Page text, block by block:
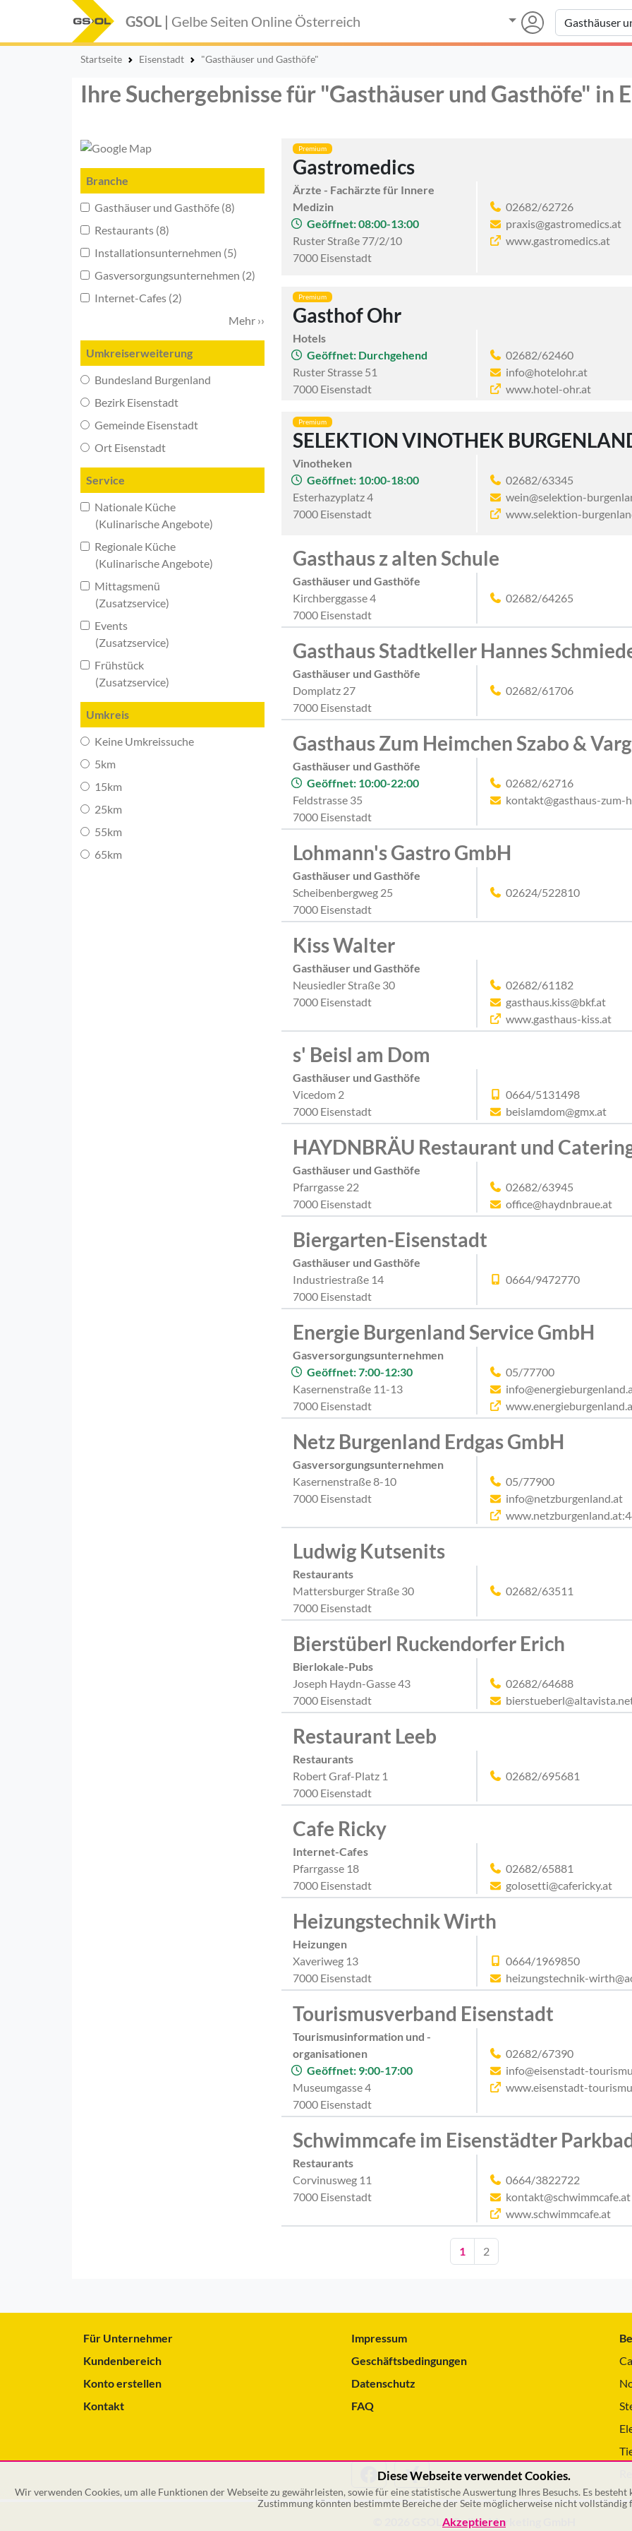
GSOL | Gelbe Seiten Online Österreich
Startseite Eisenstadt "Gasthäuser und Gasthöfe"
Ihre Suchergebnisse für "Gasthäuser und Gasthöfe" in
Branche
Gasthäuser und Gasthöfe (8)
Restaurants (8)
Installationsunternehmen (5)
Gasversorgungsunternehmen (2)
Internet-Cafes (2)
Mehr ››
Umkreiserweiterung
Bundesland Burgenland
Bezirk Eisenstadt
Gemeinde Eisenstadt
Ort Eisenstadt
Service
Nationale Küche
(Kulinarische Angebote)
Regionale Küche
(Kulinarische Angebote)
Mittagsmenü
(Zusatzservice)
Events
(Zusatzservice)
Frühstück
(Zusatzservice)
Umkreis
Keine Umkreissuche
5km
15km
25km
55km
65km
Premium
Gastromedics
Ärzte - Fachärzte für Innere
Medizin
Geöffnet: 08:00-13:00
Ruster Straße 77/2/10
7000 Eisenstadt
02682/62726
praxis@gastromedics.at
www.gastromedics.at
Premium
Gasthof Ohr
Hotels
Geöffnet: Durchgehend
Ruster Strasse 51
7000 Eisenstadt
02682/62460
info@hotelohr.at
www.hotel-ohr.at
Premium
SELEKTION VINOTHEK
Vinotheken
Geöffnet: 10:00-18:00
Esterhazyplatz 4
7000 Eisenstadt
02682/63345
wein@selektion-
www.selektion-
Gasthaus z alten Schule
Gasthäuser und Gasthöfe
Kirchberggasse 4
7000 Eisenstadt
02682/64265
Gasthaus Stadtkeller Hannes
Gasthäuser und Gasthöfe
Domplatz 27
7000 Eisenstadt
02682/61706
Gasthaus Zum Heimchen Szabo &
Gasthäuser und Gasthöfe
Geöffnet: 10:00-22:00
Feldstrasse 35
7000 Eisenstadt
02682/62716
kontakt@gasthaus-zum-
Lohmann's Gastro GmbH
Gasthäuser und Gasthöfe
Scheibenbergweg 25
7000 Eisenstadt
02624/522810
Kiss Walter
Gasthäuser und Gasthöfe
Neusiedler Straße 30
7000 Eisenstadt
02682/61182
gasthaus.kiss@bkf.at
www.gasthaus-kiss.at
s' Beisl am Dom
Gasthäuser und Gasthöfe
Vicedom 2
7000 Eisenstadt
0664/5131498
beislamdom@gmx.at
HAYDNBRÄU Restaurant und
Gasthäuser und Gasthöfe
Pfarrgasse 22
7000 Eisenstadt
02682/63945
office@haydnbraue.at
Biergarten-Eisenstadt
Gasthäuser und Gasthöfe
Industriestraße 14
7000 Eisenstadt
0664/9472770
Energie Burgenland Service GmbH
Gasversorgungsunternehmen
Geöffnet: 7:00-12:30
Kasernenstraße 11-13
7000 Eisenstadt
05/77700
Netz Burgenland Erdgas GmbH
Gasversorgungsunternehmen
Kasernenstraße 8-10
7000 Eisenstadt
05/77900
info@netzburgenland.at
Ludwig Kutsenits
Restaurants
Mattersburger Straße 30
7000 Eisenstadt
02682/63511
Bierstüberl Ruckendorfer Erich
Bierlokale-Pubs
Joseph Haydn-Gasse 43
7000 Eisenstadt
02682/64688
Restaurant Leeb
Restaurants
Robert Graf-Platz 1
7000 Eisenstadt
02682/695681
Cafe Ricky
Internet-Cafes
Pfarrgasse 18
7000 Eisenstadt
02682/65881
golosetti@cafericky.at
Heizungstechnik Wirth
Heizungen
Xaveriweg 13
7000 Eisenstadt
0664/1969850
heizungstechnik-
Tourismusverband Eisenstadt
Tourismusinformation und -
organisationen
Geöffnet: 9:00-17:00
Museumgasse 4
7000 Eisenstadt
02682/67390
info@eisenstadt-
www.eisenstadt-
Schwimmcafe im Eisenstädter
Restaurants
Corvinusweg 11
7000 Eisenstadt
0664/3822722
kontakt@schwimmcafe.at
www.schwimmcafe.at
1 2
Für Unternehmer
Kundenbereich
Konto erstellen
Kontakt
Impressum
Geschäftsbedingungen
Datenschutz
FAQ
© 2026 GSOL – Online Marketing GmbH
Diese Webseite verwendet Cookies.
Wir verwenden Cookies, um alle Funktionen der Webseite zu gewährleisten, sowie für eine statistische Auswertung Ihres Besuchs. Es
Zustimmung könnten bestimmte Bereiche der Seite möglicherweise nicht vollständig
Akzeptieren